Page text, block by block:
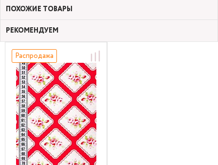
ПОХОЖИЕ ТОВАРЫ
РЕКОМЕНДУЕМ
Распродажа